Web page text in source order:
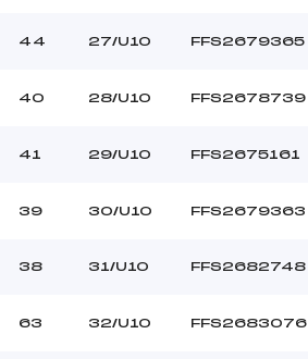
44 27/U10 FFS2679365
40 28/U10 FFS2678739
41 29/U10 FFS2675161
39 30/U10 FFS2679363
38 31/U10 FFS2682748
63 32/U10 FFS2683076